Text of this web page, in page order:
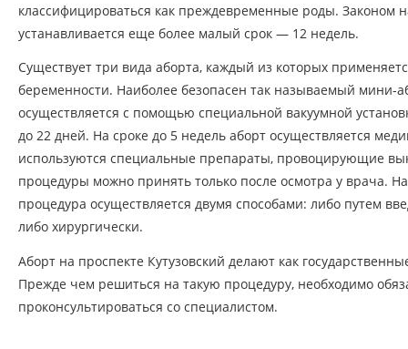
классифицироваться как преждевременные роды. Законом
устанавливается еще более малый срок — 12 недель.
Существует три вида аборта, каждый из которых
беременности. Наиболее безопасен так называемый мини-
осуществляется с помощью специальной вакуумной
до 22 дней. На сроке до 5 недель аборт осуществляется
используются специальные препараты, провоцирующие
процедуры можно принять только после осмотра у врача.
процедура осуществляется двумя способами: либо путем
либо хирургически.
Аборт на проспекте Кутузовский делают как
Прежде чем решиться на такую процедуру, необходимо
проконсультироваться со специалистом.